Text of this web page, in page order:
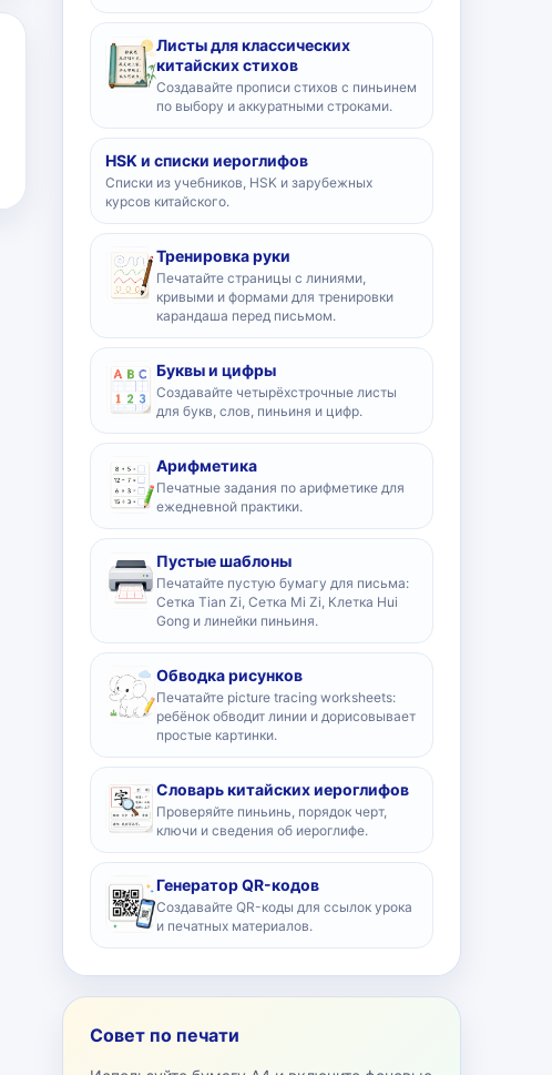
Листы для классических
китайских стихов
Создавайте прописи стихов с пиньинем
по выбору и аккуратными строками.
HSK и списки иероглифов
Списки из учебников, HSK и зарубежных
курсов китайского.
Тренировка руки
Печатайте страницы с линиями,
кривыми и формами для тренировки
карандаша перед письмом.
Буквы и цифры
Создавайте четырёхстрочные листы
для букв, слов, пиньиня и цифр.
Арифметика
Печатные задания по арифметике для
ежедневной практики.
Пустые шаблоны
Печатайте пустую бумагу для письма:
Сетка Tian Zi, Сетка Mi Zi, Клетка Hui
Gong и линейки пиньиня.
Обводка рисунков
Печатайте picture tracing worksheets:
ребёнок обводит линии и дорисовывает
простые картинки.
Словарь китайских иероглифов
Проверяйте пиньинь, порядок черт,
ключи и сведения об иероглифе.
Генератор QR-кодов
Создавайте QR-коды для ссылок урока
и печатных материалов.
Совет по печати